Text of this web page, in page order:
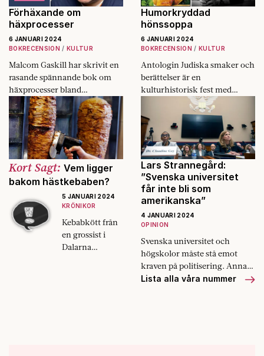
Förhäxande om
häxprocesser
6 JANUARI 2024
BOKRECENSION
KULTUR
Malcom Gaskill har skrivit en
rasande spännande bok om
häxprocesser bland
puritanerna i Massachusetts
på 1600-talet.
Humorkryddad
hönssoppa
6 JANUARI 2024
BOKRECENSION
KULTUR
Antologin Judiska smaker och
berättelser är en
kulturhistorisk fest med
recept och personliga
berättelser.
Kort Sagt: Vem ligger
bakom hästkebaben?
5 JANUARI 2024
KRÖNIKOR
Kebabkött från
en grossist i
Dalarna
Lars Strannegård:
”Svenska universitet
får inte bli som
amerikanska”
4 JANUARI 2024
OPINION
Svenska universitet och
högskolor måste stå emot
kraven på politisering. Annars
riskerar vi att hamna där USA
Lista alla våra nummer